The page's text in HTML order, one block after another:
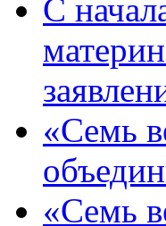
С
«Семь
«Семь